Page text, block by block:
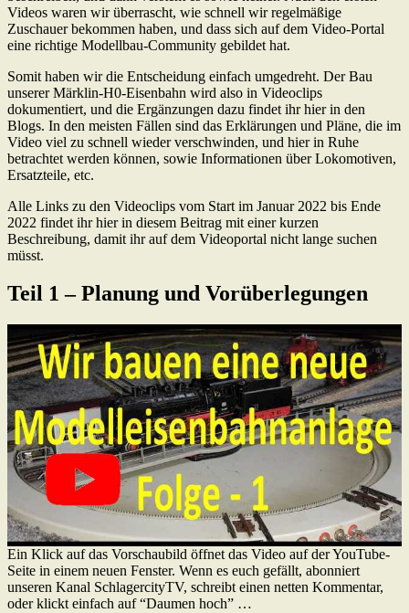
Videos waren wir überrascht, wie schnell wir regelmäßige
Zuschauer bekommen haben, und dass sich auf dem Video-Portal
eine richtige Modellbau-Community gebildet hat.
Somit haben wir die Entscheidung einfach umgedreht. Der Bau
unserer Märklin-H0-Eisenbahn wird also in Videoclips
dokumentiert, und die Ergänzungen dazu findet ihr hier in den
Blogs. In den meisten Fällen sind das Erklärungen und Pläne, die im
Video viel zu schnell wieder verschwinden, und hier in Ruhe
betrachtet werden können, sowie Informationen über Lokomotiven,
Ersatzteile, etc.
Alle Links zu den Videoclips vom Start im Januar 2022 bis Ende
2022 findet ihr hier in diesem Beitrag mit einer kurzen
Beschreibung, damit ihr auf dem Videoportal nicht lange suchen
müsst.
Teil 1 – Planung und Vorüberlegungen
Ein Klick auf das Vorschaubild öffnet das Video auf der YouTube-
Seite in einem neuen Fenster. Wenn es euch gefällt, abonniert
unseren Kanal SchlagercityTV, schreibt einen netten Kommentar,
oder klickt einfach auf “Daumen hoch” …